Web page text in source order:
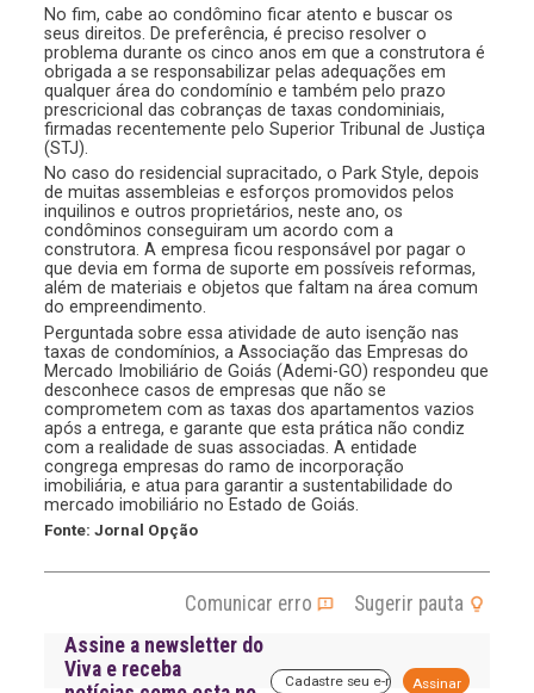
No fim, cabe ao condômino ficar atento e buscar os
seus direitos. De preferência, é preciso resolver o
problema durante os cinco anos em que a construtora é
obrigada a se responsabilizar pelas adequações em
qualquer área do condomínio e também pelo prazo
prescricional das cobranças de taxas condominiais,
firmadas recentemente pelo Superior Tribunal de Justiça
(STJ).
No caso do residencial supracitado, o Park Style, depois
de muitas assembleias e esforços promovidos pelos
inquilinos e outros proprietários, neste ano, os
condôminos conseguiram um acordo com a
construtora. A empresa ficou responsável por pagar o
que devia em forma de suporte em possíveis reformas,
além de materiais e objetos que faltam na área comum
do empreendimento.
Perguntada sobre essa atividade de auto isenção nas
taxas de condomínios, a Associação das Empresas do
Mercado Imobiliário de Goiás (Ademi-GO) respondeu que
desconhece casos de empresas que não se
comprometem com as taxas dos apartamentos vazios
após a entrega, e garante que esta prática não condiz
com a realidade de suas associadas. A entidade
congrega empresas do ramo de incorporação
imobiliária, e atua para garantir a sustentabilidade do
mercado imobiliário no Estado de Goiás.
Fonte: Jornal Opção
Comunicar erro
Sugerir pauta
Assine a newsletter do
Viva e receba